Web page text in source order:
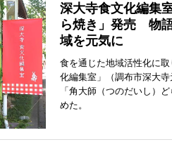
深大寺食文化編集
ら焼き」発売 物
域を元気に
食を通じた地域活性化に
化編集室」（調布市深大寺
「角大師（つのだいし）
めた。